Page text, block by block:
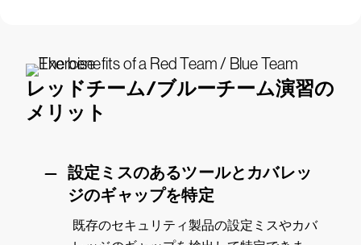
レッドチーム/ブルーチーム演習の
メリット
設定ミスのあるツールとカバレッ
ジのギャップを特定
既存のセキュリティ製品の設定ミスやカバ